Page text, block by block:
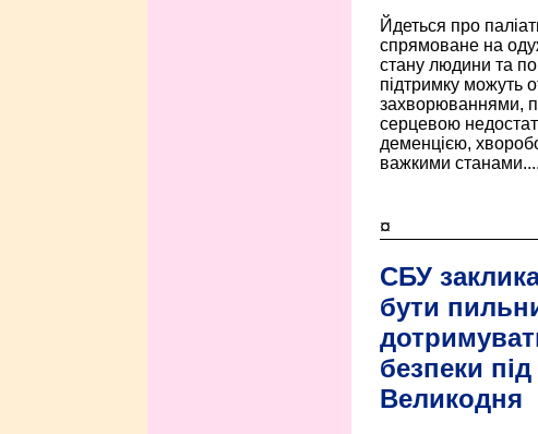
Йдеться про
спрямоване на
стану людини та
підтримку можуть
захворюваннями,
серцевою
деменцією,
важкими станами....
¤
СБУ
бути
безпеки під
Великодня